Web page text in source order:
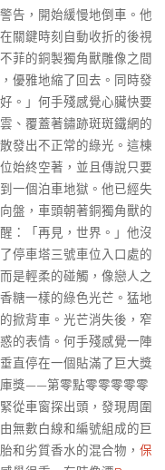
告，開始緩慢地倒車。他
關鍵時刻自動收折的後視
菲的銅製獨角獸雕像之間
優雅地縮了回去。同時發
。」何手殘感覺心臟快要
、覆蓋著鏽跡斑斑鐵網的
發出不正常的綠光。這棟
始終空著，並且傳說只要
一個泊車地獄。他已經失
盤，車頭朝著銅獨角獸的
：「再見，世界。」他沒
停車塔三號車位入口處的
是輕柔的碰觸，像戀人之
糖一樣的綠色光芒。猛地
掀背車。光芒消失後，窄
的表情。何手殘感覺一陣
直停在一個貼滿了巨大獎
獎——第零點零零零零零
從車窗探出頭，發現周圍
無數白線和編號組成的巨
和劣質香水的混合物， 保